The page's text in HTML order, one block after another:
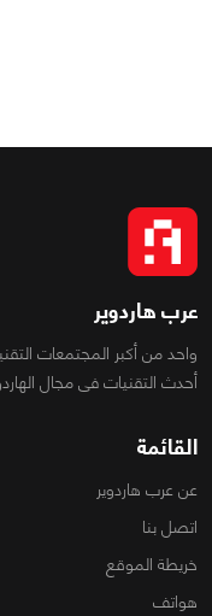
عرب هاردوير
واحد من أكبر المجتمعات
أحدث التقنيات فى مجال
القائمة
عن عرب هاردوير
اتصل بنا
خريطة الموقع
هواتف